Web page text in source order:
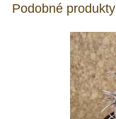
Podobné produkty